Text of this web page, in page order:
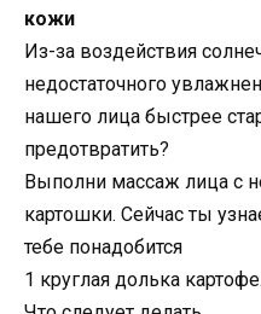
кожи
Из-за воздействия
недостаточного
нашего лица быстрее
предотвратить?
Выполни массаж лица с
картошки. Сейчас ты
тебе понадобится
1 круглая долька